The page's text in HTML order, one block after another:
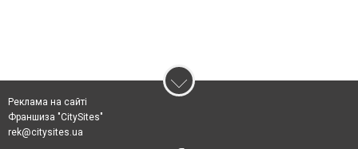
Реклама на сайті
Франшиза "CitySites"
rek@citysites.ua